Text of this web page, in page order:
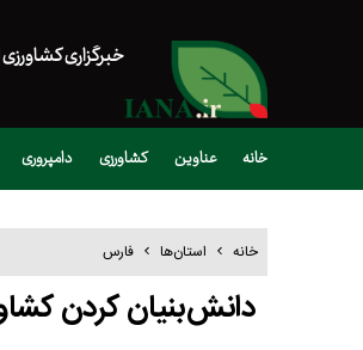
خبرگزاری کشاورزی
خانه عناوین کشاورزی دامپروری
خانه استان‌ها فارس
دانش‌بنیان کردن